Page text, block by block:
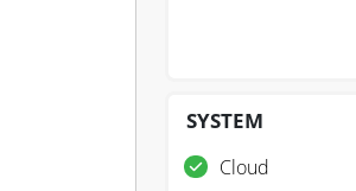
SYSTEM
Cloud